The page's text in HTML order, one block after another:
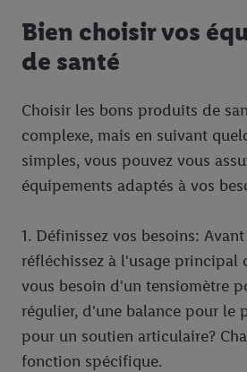
Bien choisir vos
de santé
Choisir les bons produits de
complexe, mais en suivant
simples, vous pouvez vous
équipements adaptés à vos
1. Définissez vos besoins:
réfléchissez à l'usage principal
vous besoin d'un tensiomètre
régulier, d'une balance pour le
pour un soutien articulaire?
fonction spécifique.